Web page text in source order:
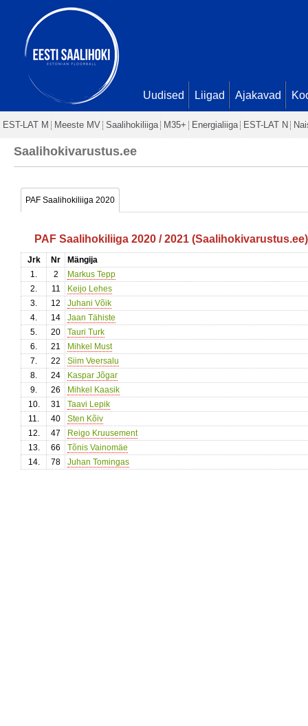
Uudised Liigad Ajakavad
EST-LAT M Meeste MV Saalihokiliiga M35+ Energialiiga EST-LAT N
Saalihokivarustus.ee
PAF Saalihokiliiga 2020
PAF Saalihokiliiga 2020 / 2021
Jrk Nr
Mängija
1.
2
Markus Tepp
2.
11
Keijo Lehes
3.
12
Juhani Võik
4.
14
Jaan Tähiste
5.
20
Tauri Turk
6.
21
Mihkel Must
7.
22
Siim Veersalu
8.
24
Kaspar Jõgar
9.
26
Mihkel Kaasik
10.
31
Taavi Lepik
11.
40
Sten Kõiv
12.
47
Reigo Kruusement
13.
66
Tõnis Vainomäe
14.
78 Juhan Tomingas